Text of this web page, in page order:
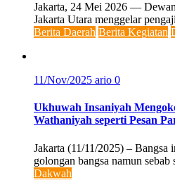
Jakarta, 24 Mei 2026 —
Jakarta Utara menggelar
Berita Daerah Berita Kegiatan
11/Nov/2025 ario 0
Ukhuwah Insaniyah
Wathaniyah seperti Pesan
Jakarta (11/11/2025) – Bangsa
golongan bangsa namun sebab
Dakwah